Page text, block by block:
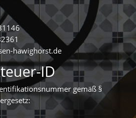
hawighorst.de
ID
gemäß §